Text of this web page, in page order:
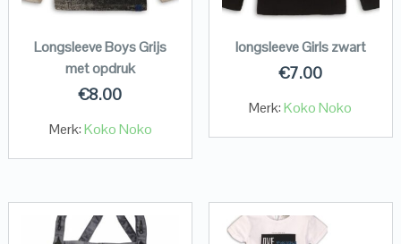
Longsleeve Boys Grijs
met opdruk
€8.00
Merk:Koko Noko
longsleeve Girls zwart
€7.00
Merk:Koko Noko